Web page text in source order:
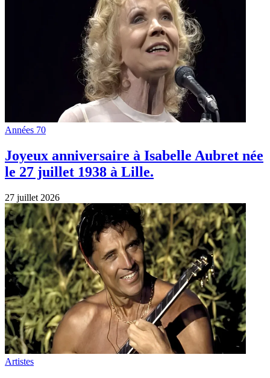
Années 70
Joyeux anniversaire à Isabelle Aubret née
le 27 juillet 1938 à Lille.
27 juillet 2026
Artistes